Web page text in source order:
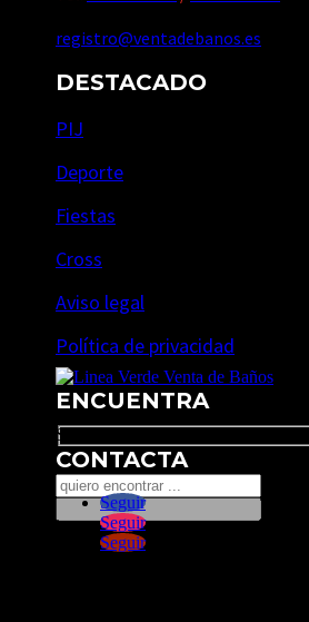
registro@ventadebanos.es
DESTACADO
PIJ
Deporte
Fiestas
Cross
Aviso legal
Política de privacidad
ENCUENTRA
Search
CONTACTA
Seguir
Seguir
Seguir